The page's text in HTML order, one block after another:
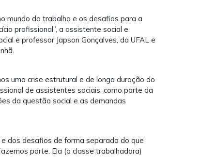
mundo do trabalho e os desafios para a
profissional”, a assistente social e
e professor Japson Gonçalves, da UFAL e
uma crise estrutural e de longa duração do
de assistentes sociais, como parte da
da questão social e as demandas
dos desafios de forma separada do que
parte. Ela (a classe trabalhadora)